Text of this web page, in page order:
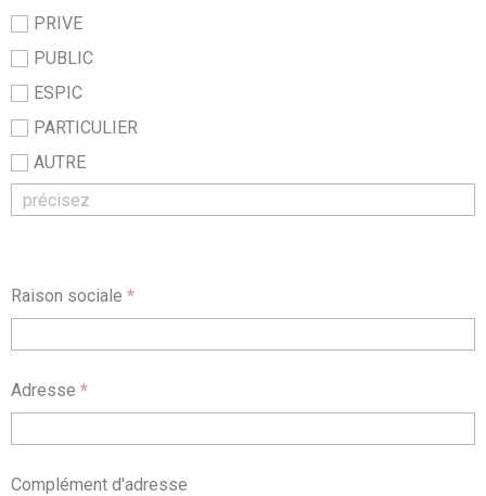
PRIVE
PUBLIC
ESPIC
PARTICULIER
AUTRE
Raison sociale *
Adresse *
Complément d'adresse